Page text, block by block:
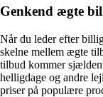
Genkend ægte
Når du leder efter
skelne mellem ægte
tilbud kommer
helligdage og andre
priser på populære